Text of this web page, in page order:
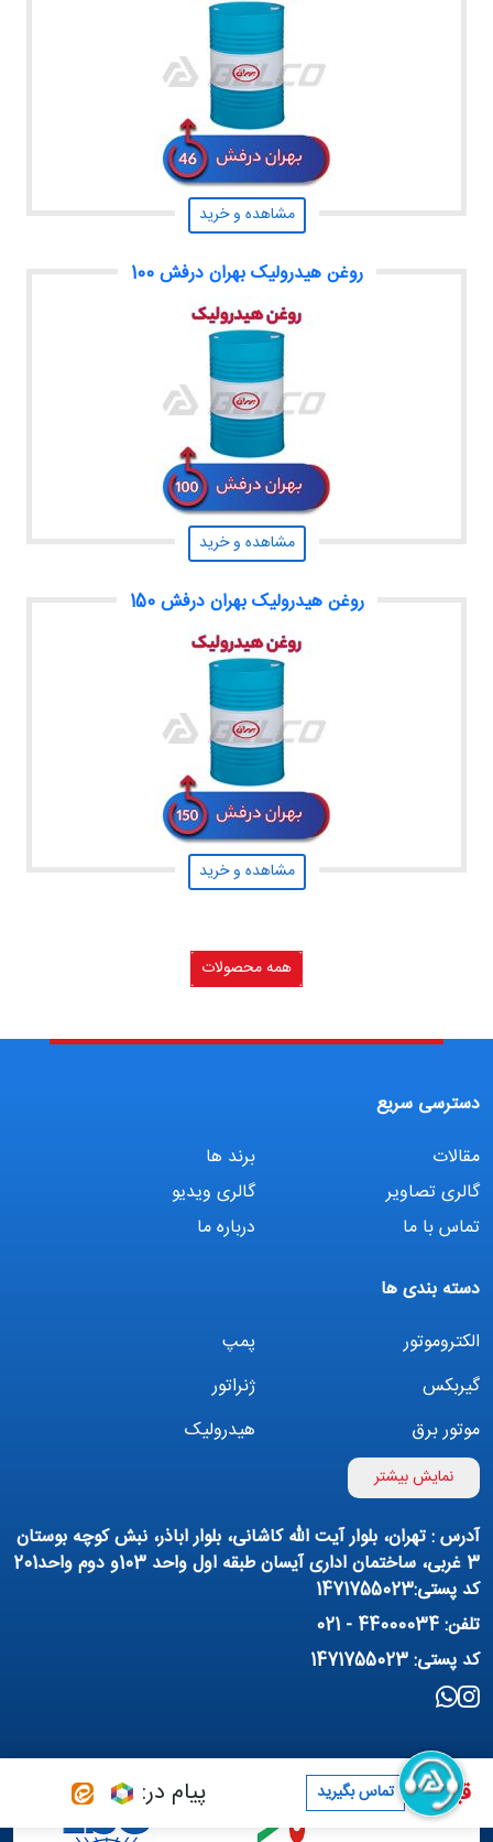
قیمت : تماس بگیرید پیام در:
مشاهده و خرید
روغن هیدرولیک بهران درفش 100
مشاهده و خرید
روغن هیدرولیک بهران درفش 150
مشاهده و خرید
همه محصولات
دسترسی سریع
مقالات
برند ها
گالری تصاویر
گالری ویدیو
تماس با ما
درباره ما
دسته بندی ها
الکتروموتور
پمپ
گیربکس
ژنراتور
موتور برق
هیدرولیک
اینورتر
تهویه مطبوع
پمپ هواده
پمپ وکیوم
فیلتراسیون و تصفیه
منبع آب (تانکر آب)
مواد شیمیایی
نمایش بیشتر
آدرس : تهران، بلوار آیت الله کاشانی، بلوار اباذر، نبش کوچه بوستان
3 غربی، ساختمان اداری آیسان طبقه اول واحد 103و دوم واحد201
کد پستی:1471755023
تلفن: 44000034 - 021
کد پستی: 1471755023